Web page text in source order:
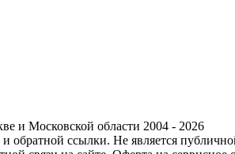
и Московской области 2004 - 2026
и обратной ссылки. Не является